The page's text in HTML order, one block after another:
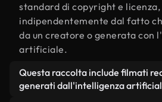
standard di copyright e licenza,
indipendentemente dal fatto
da un creatore o generata con
artificiale.
Questa raccolta include filmati
generati dall'intelligenza